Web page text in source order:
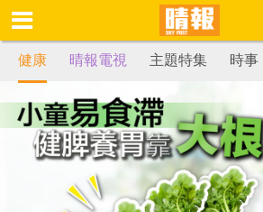
健康 晴報電視 主題特集 時事